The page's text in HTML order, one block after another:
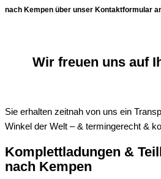
nach Kempen über unser Kontaktformular
Wir freuen uns auf
Sie erhalten zeitnah von uns ein
Winkel der Welt – & termingerecht &
Komplettladungen &
nach Kempen